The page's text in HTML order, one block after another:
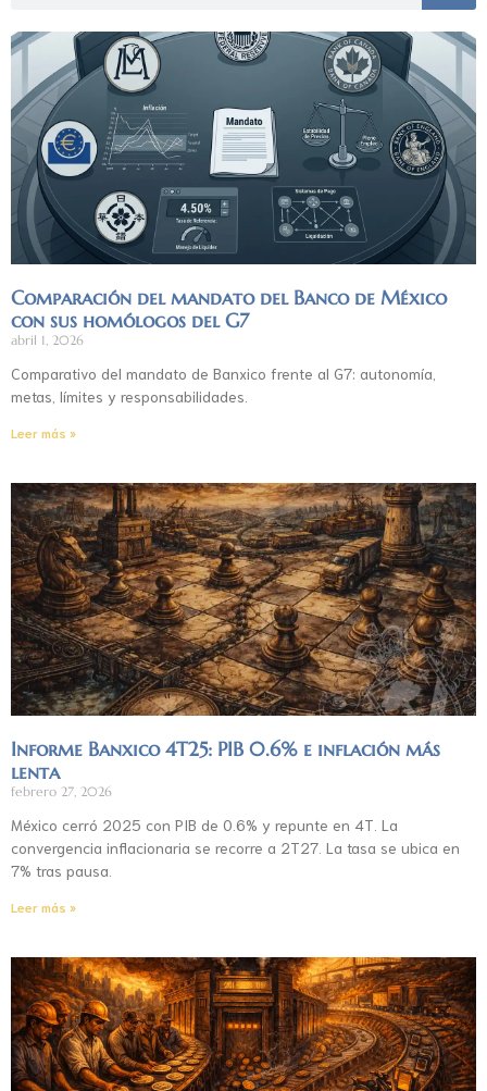
Comparación del mandato del Banco de México
con sus homólogos del G7
abril 1, 2026
Comparativo del mandato de Banxico frente al G7: autonomía,
metas, límites y responsabilidades.
Leer más »
Informe Banxico 4T25: PIB 0.6% e inflación más
lenta
febrero 27, 2026
México cerró 2025 con PIB de 0.6% y repunte en 4T. La
convergencia inflacionaria se recorre a 2T27. La tasa se ubica en
7% tras pausa.
Leer más »